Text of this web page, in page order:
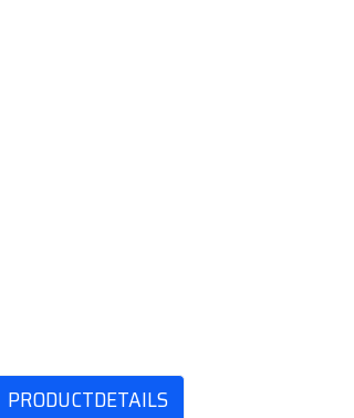
PRODUCTDETAILS